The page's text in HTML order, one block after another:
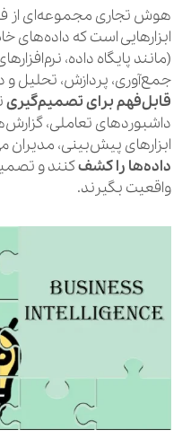
هوش تجاری مجموعه‌ای از
ابزارهایی است که داده‌های
جمع‌آوری، پردازش، تحلیل و
قابل‌فهم برای تصمیم‌گیری
داشبوردهای تعاملی،
ابزارهای پیش‌بینی، مدیران
داده‌ها را کشفکنند و
واقعیت بگیرند.